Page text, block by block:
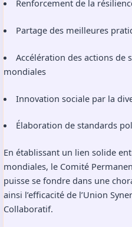
Renforcement de la
Partage des meilleures
Accélération des actions de
mondiales
Innovation sociale par la
Élaboration de standards
En établissant un lien solide
mondiales, le Comité
puisse se fondre dans une
ainsi l’efficacité de l’Union
Collaboratif.